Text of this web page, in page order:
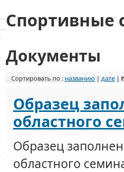
Спортивные
Документы
Сортировать по : названию| дате|
Образец
областного
Образец
областного